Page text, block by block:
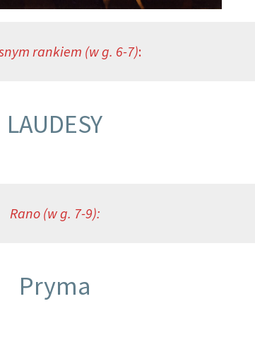
rankiem (w g. 6-7):
LAUDESY
Rano (w g. 7-9):
Pryma